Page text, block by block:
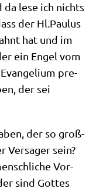
da lese ich nichts
der Hl.Paulus
hat und im
ein Engel vom
pre­
der sei
der so groß­
Ver­sa­ger sein?
Vor­
sind Got­tes